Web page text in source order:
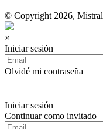
© Copyright 2026, Mistral
×
Iniciar sesión
Olvidé mi contraseña
Iniciar sesión
Continuar como invitado